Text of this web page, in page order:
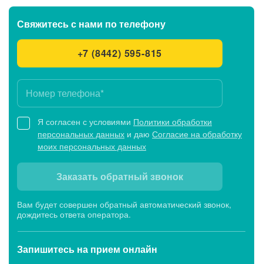
Свяжитесь с нами по телефону
+7 (8442) 595-815
Я согласен с условиями Политики обработки
персональных данных и даю Согласие на обработку
моих персональных данных
Заказать обратный звонок
Вам будет совершен обратный автоматический звонок,
дождитесь ответа оператора.
Запишитесь на прием онлайн